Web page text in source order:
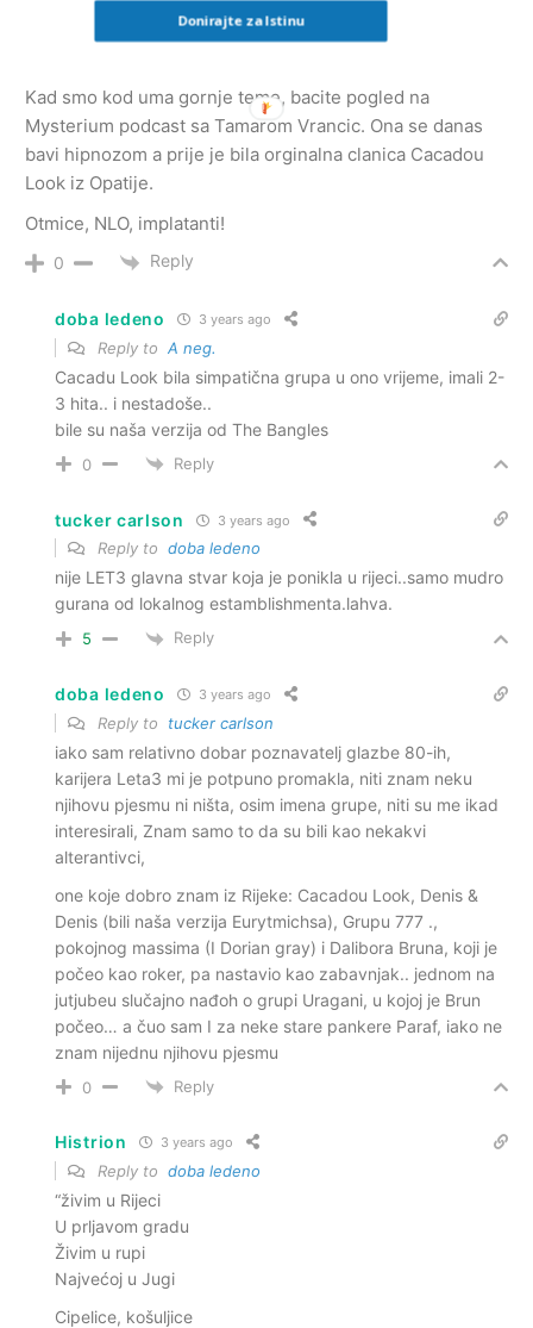
Kad smo kod uma gornje teme, bacite pogled na
Mysterium podcast sa Tamarom Vrancic. Ona se danas
bavi hipnozom a prije je bila orginalna clanica Cacadou
Look iz Opatije.
Otmice, NLO, implatanti!
0 Reply
doba ledeno 3 years ago
Reply to A neg.
Cacadu Look bila simpatična grupa u ono vrijeme, imali 2-
3 hita.. i nestadoše..
bile su naša verzija od The Bangles
0 Reply
tucker carlson 3 years ago
Reply to doba ledeno
nije LET3 glavna stvar koja je ponikla u rijeci..samo mudro
gurana od lokalnog estamblishmenta.lahva.
5 Reply
doba ledeno 3 years ago
Reply to tucker carlson
iako sam relativno dobar poznavatelj glazbe 80-ih,
karijera Leta3 mi je potpuno promakla, niti znam neku
njihovu pjesmu ni ništa, osim imena grupe, niti su me ikad
interesirali, Znam samo to da su bili kao nekakvi
alterantivci,
one koje dobro znam iz Rijeke: Cacadou Look, Denis &
Denis (bili naša verzija Eurytmichsa), Grupu 777 .,
pokojnog massima (I Dorian gray) i Dalibora Bruna, koji je
počeo kao roker, pa nastavio kao zabavnjak.. jednom na
jutjubeu slučajno nađoh o grupi Uragani, u kojoj je Brun
počeo… a čuo sam I za neke stare pankere Paraf, iako ne
znam nijednu njihovu pjesmu
0 Reply
Histrion 3 years ago
Reply to doba ledeno
“živim u Rijeci
U prljavom gradu
Živim u rupi
Najvećoj u Jugi
Cipelice, košuljice
Donirajte za Istinu